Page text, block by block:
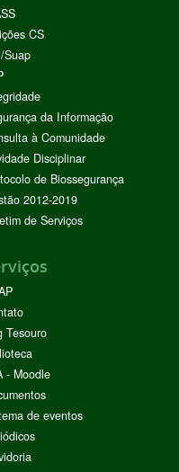
CS
Suap
da Informação
à Comunidade
Disciplinar
de Biossegurança
2012-2019
de Serviços
Tesouro
- Moodle
de eventos